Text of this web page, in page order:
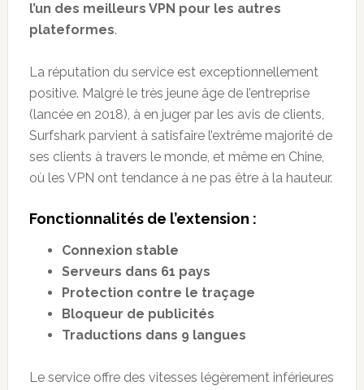
l’un des meilleurs VPN pour les autres
plateformes.
La réputation du service est exceptionnellement
positive. Malgré le très jeune âge de l’entreprise
(lancée en 2018), à en juger par les avis de clients,
Surfshark parvient à satisfaire l’extrême majorité de
ses clients à travers le monde, et même en Chine,
où les VPN ont tendance à ne pas être à la hauteur.
Fonctionnalités de l’extension :
Connexion stable
Serveurs dans 61 pays
Protection contre le traçage
Bloqueur de publicités
Traductions dans 9 langues
Le service offre des vitesses légèrement inférieures